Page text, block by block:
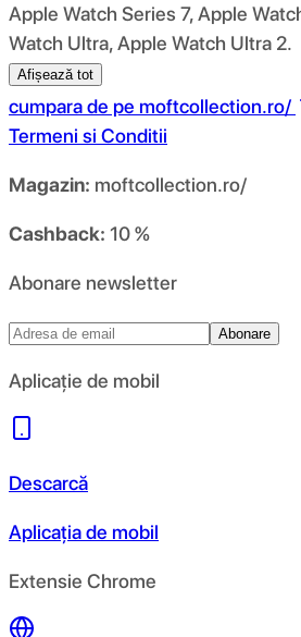
Apple Watch Series 7, Apple
Watch Ultra, Apple Watch Ultra 2.
Afișează tot
cumpara de pe moftcollection.ro/
Termeni si Conditii
Magazin: moftcollection.ro/
Cashback: 10 %
Abonare newsletter
Abonare
Aplicație de mobil
Descarcă
Aplicația de mobil
Extensie Chrome